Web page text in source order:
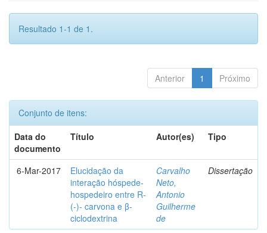
Resultado 1-1 de 1.
Anterior 1 Próximo
Conjunto de itens:
Data do
documento
Título Autor(es) Tipo
6-Mar-2017
Elucidação da
interação hóspede-
hospedeiro entre R-
(-)- carvona e β-
ciclodextrina
Carvalho
Neto,
Antonio
Guilherme
de
Dissertação